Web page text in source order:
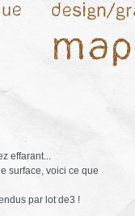
effarant...
surface, voici ce que
par lot de3 !